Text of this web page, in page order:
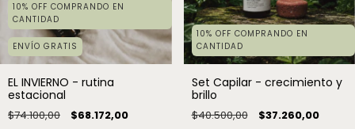
10% OFF COMPRANDO EN
CANTIDAD
ENVÍO GRATIS
EL INVIERNO - rutina
estacional
$74.100,00 $68.172,00
10% OFF COMPRANDO EN
CANTIDAD
Set Capilar - crecimiento y
brillo
$40.500,00 $37.260,00